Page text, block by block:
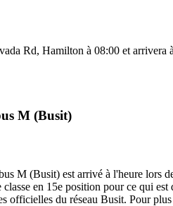
Rd, Hamilton à 08:00 et
M (Busit)
M (Busit) est arrivé à l'heure
en 15e position pour ce qui
officielles du réseau Busit. Pour